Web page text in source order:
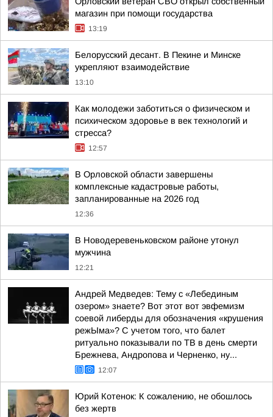
магазин при помощи государства
13:19
Белорусский десант. В Пекине и Минске
укрепляют взаимодействие
13:10
Как молодежи заботиться о физическом и
психическом здоровье в век технологий и
стресса?
12:57
В Орловской области завершены
комплексные кадастровые работы,
запланированные на 2026 год
12:36
В Новодеревеньковском районе утонул
мужчина
12:21
Андрей Медведев: Тему с «Лебединым
озером» знаете? Вот этот вот эвфемизм
соевой либерды для обозначения «крушения
режЫма»? С учетом того, что балет
ритуально показывали по ТВ в день смерти
Брежнева, Андропова и Черненко, ну...
12:07
Юрий Котенок: К сожалению, не обошлось
без жертв